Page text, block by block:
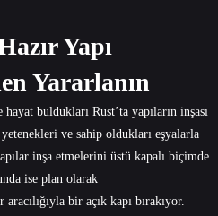
Yapı
Yararlanın
buldukları Rust’ta yapıların inşası
ve sahip oldukları eşyalarla
inşa etmelerini üstü kapalı biçimde
ise plan olarak
bir açık kapı bırakıyor.